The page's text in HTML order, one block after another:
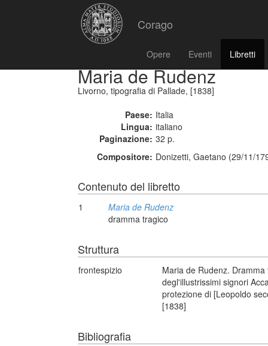
Corago
Opere Eventi Libretti
Maria de Rudenz
Livorno, tipografia di Pallade, [1838]
Paese: Italia
Lingua: italiano
Paginazione: 32 p.
Compositore: Donizetti, Gaetano (29/11/
Contenuto del libretto
1
Maria de Rudenz
dramma tragico
Struttura
frontespizio
Maria de Rudenz.
degl'illustrissimi signori
protezione di [Leopoldo
[1838]
Bibliografia